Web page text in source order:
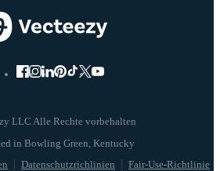
LLC Alle Rechte vorbehalten
Datenschutzrichlinien Fair-Use-Richtlinie